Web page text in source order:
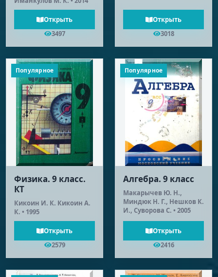
Открыть
3497
Открыть
3018
Популярное
Физика. 9 класс.
КТ
Кикоин И. К. Кикоин А.
К. • 1995
Открыть
2579
Популярное
Алгебра. 9 класс
Макарычев Ю. Н.,
Миндюк Н. Г., Нешков К.
И., Суворова С. • 2005
Открыть
2416